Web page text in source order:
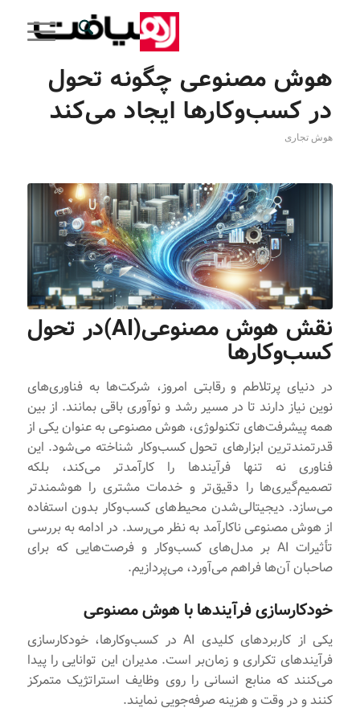
هوش مصنوعی چگونه تحول
در کسب‌وکارها ایجاد می‌کند
هوش تجاری
نقش هوش مصنوعی(AI)در تحول
کسب‌وکارها
در دنیای پرتلاطم و رقابتی امروز، شرکت‌ها به فناوری‌های
نوین نیاز دارند تا در مسیر رشد و نوآوری باقی بمانند. از بین
همه پیشرفت‌های تکنولوژی، هوش مصنوعی به عنوان یکی از
قدرتمندترین ابزارهای تحول کسب‌وکار شناخته می‌شود. این
فناوری نه تنها فرآیندها را کارآمدتر می‌کند، بلکه
تصمیم‌گیری‌ها را دقیق‌تر و خدمات مشتری را هوشمندتر
می‌سازد. دیجیتالی‌شدن محیط‌های کسب‌وکار بدون استفاده
از هوش مصنوعی ناکارآمد به نظر می‌رسد. در ادامه به بررسی
تأثیرات AI بر مدل‌های کسب‌وکار و فرصت‌هایی که برای
صاحبان آن‌ها فراهم می‌آورد، می‌پردازیم.
خودکارسازی فرآیندها با هوش مصنوعی
یکی از کاربردهای کلیدی AI در کسب‌وکارها، خودکارسازی
فرآیندهای تکراری و زمان‌بر است. مدیران این توانایی را پیدا
می‌کنند که منابع انسانی را روی وظایف استراتژیک متمرکز
کنند و در وقت و هزینه صرفه‌جویی نمایند.